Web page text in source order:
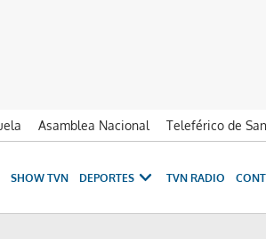
Asamblea Nacional Teleférico de
SHOW TVN DEPORTES TVN RADIO